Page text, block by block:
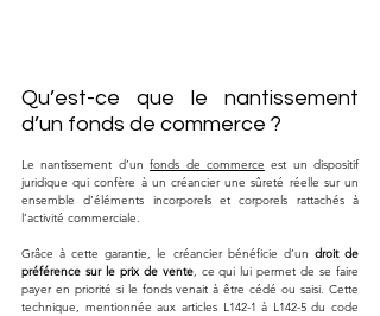
Qu’est-ce que le nantissement
d’un fonds de commerce ?
Le nantissement d’un fonds de commerce est un dispositif
juridique qui confère à un créancier une sûreté réelle sur un
ensemble d’éléments incorporels et corporels rattachés à
l’activité commerciale.
Grâce à cette garantie, le créancier bénéficie d’un droit de
préférence sur le prix de vente, ce qui lui permet de se faire
payer en priorité si le fonds venait à être cédé ou saisi. Cette
technique, mentionnée aux articles L142-1 à L142-5 du code